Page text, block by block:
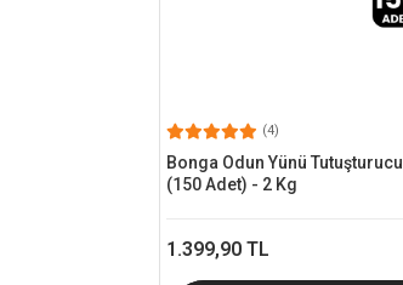
(4)
Bonga Odun Yünü Tutuşturucu
(150 Adet) - 2 Kg
1.399,90 TL